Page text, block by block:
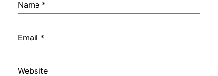
Name *
Email *
Website